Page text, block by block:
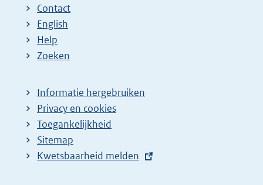
Contact
English
Help
Zoeken
Informatie hergebruiken
Privacy en cookies
Toegankelijkheid
Sitemap
E
Kwetsbaarheid melden